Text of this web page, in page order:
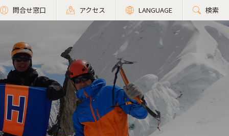
問合せ窓口 アクセス LANGUAGE 検索